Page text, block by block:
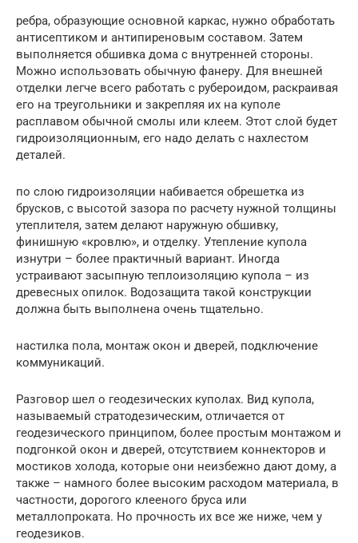
ребра, образующие основной каркас, нужно обработать
антисептиком и антипиреновым составом. Затем
выполняется обшивка дома с внутренней стороны.
Можно использовать обычную фанеру. Для внешней
отделки легче всего работать с рубероидом, раскраивая
его на треугольники и закрепляя их на куполе
расплавом обычной смолы или клеем. Этот слой будет
гидроизоляционным, его надо делать с нахлестом
деталей.
по слою гидроизоляции набивается обрешетка из
брусков, с высотой зазора по расчету нужной толщины
утеплителя, затем делают наружную обшивку,
финишную «кровлю», и отделку. Утепление купола
изнутри – более практичный вариант. Иногда
устраивают засыпную теплоизоляцию купола – из
древесных опилок. Водозащита такой конструкции
должна быть выполнена очень тщательно.
настилка пола, монтаж окон и дверей, подключение
коммуникаций.
Разговор шел о геодезических куполах. Вид купола,
называемый стратодезическим, отличается от
геодезического принципом, более простым монтажом и
подгонкой окон и дверей, отсутствием коннекторов и
мостиков холода, которые они неизбежно дают дому, а
также – намного более высоким расходом материала, в
частности, дорогого клееного бруса или
металлопроката. Но прочность их все же ниже, чем у
геодезиков.